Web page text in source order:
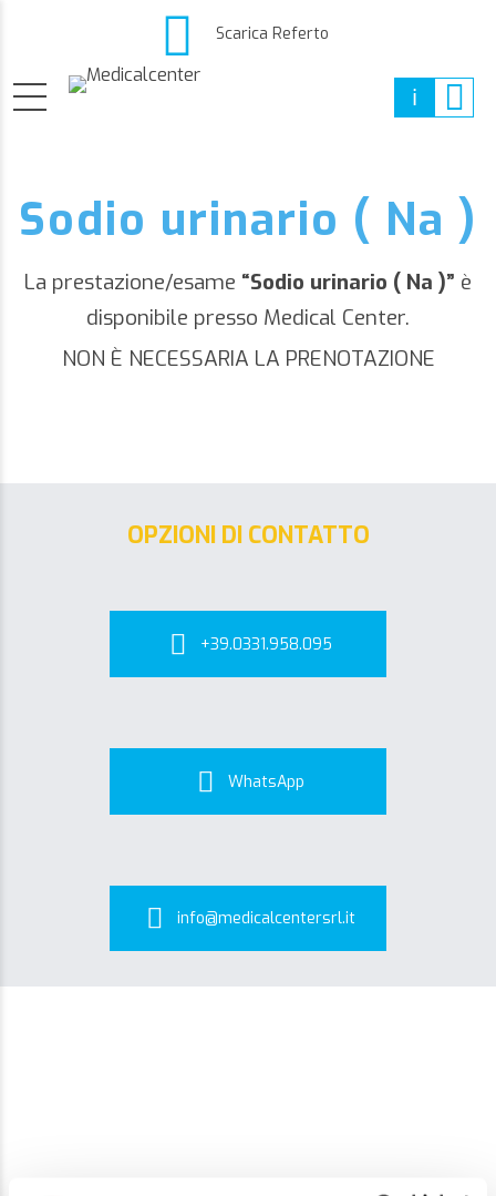
Scarica Referto
Sodio urinario ( Na )
La prestazione/esame “Sodio urinario ( Na )” è
disponibile presso Medical Center.
NON È NECESSARIA LA PRENOTAZIONE
OPZIONI DI CONTATTO
+39.0331.958.095
WhatsApp
info@medicalcentersrl.it